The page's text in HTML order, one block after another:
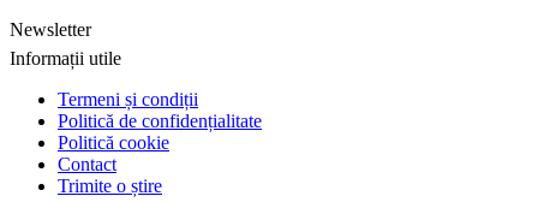
Newsletter
Informații utile
Termeni și condiții
Politică de confidențialitate
Politică cookie
Contact
Trimite o știre